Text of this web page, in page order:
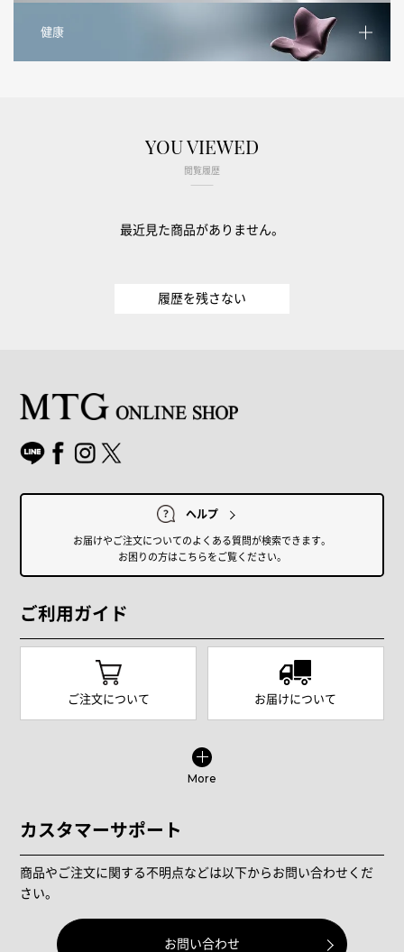
健康
YOU VIEWED
閲覧履歴
最近見た商品がありません。
履歴を残さない
ヘルプ
お届けやご注文についてのよくある質問が検索できます。
お困りの方はこちらをご覧ください。
ご利用ガイド
ご注文について お届けについて
More
カスタマーサポート
商品やご注文に関する不明点などは以下からお問い合わせくだ
さい。
お問い合わせ